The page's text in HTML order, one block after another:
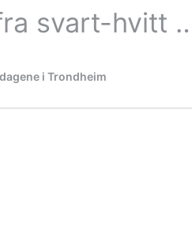
svart-hvitt
i Trondheim